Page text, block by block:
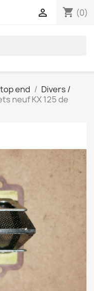
shopping_cart (0)

end
Divers /
neuf KX 125 de